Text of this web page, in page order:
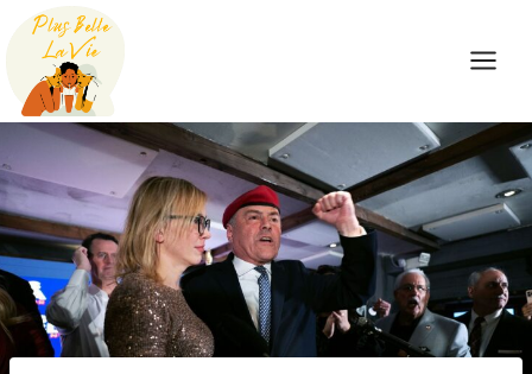
Skip
content